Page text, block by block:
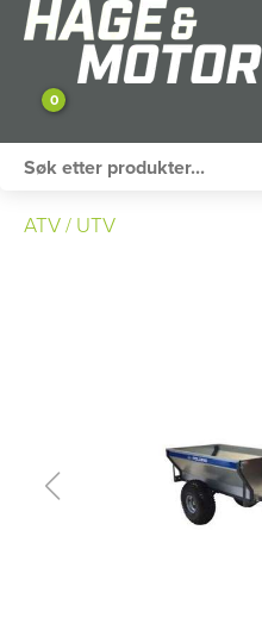
0
ATV / UTV